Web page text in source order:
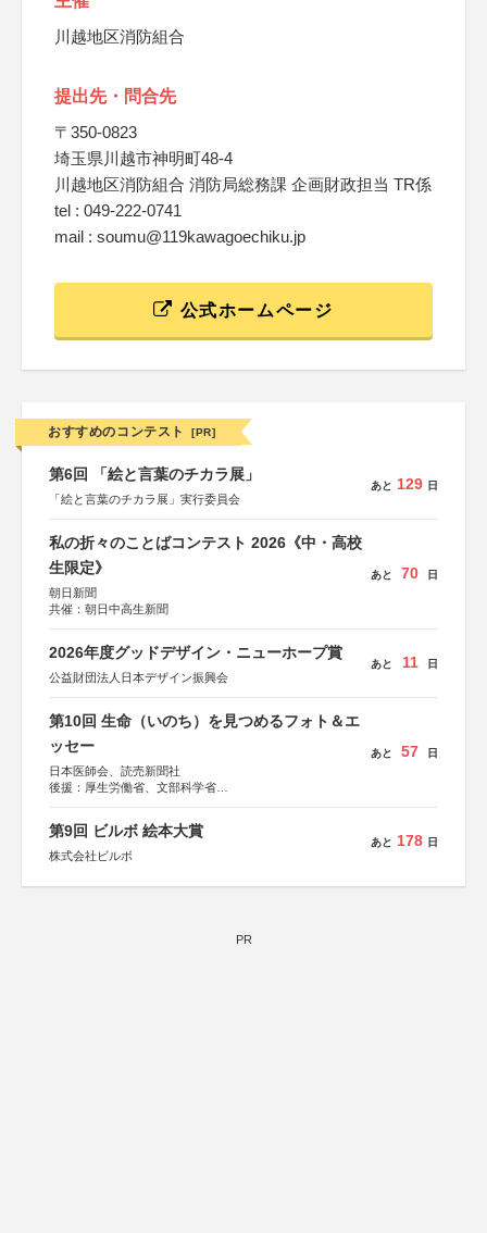
川越地区消防組合
提出先・問合先
〒350-0823
埼玉県川越市神明町48-4
川越地区消防組合 消防局総務課 企画財政担当 TR係
tel : 049-222-0741
mail : soumu@119kawagoechiku.jp
公式ホームページ
おすすめのコンテスト [PR]
第6回 「絵と言葉のチカラ展」
「絵と言葉のチカラ展」実行委員会
あと 129 日
私の折々のことばコンテスト 2026《中・高校
生限定》
朝日新聞
共催：朝日中高生新聞
あと 70 日
2026年度グッドデザイン・ニューホープ賞
公益財団法人日本デザイン振興会
あと 11 日
第10回 生命（いのち）を見つめるフォト＆エ
ッセー
日本医師会、読売新聞社
後援：厚生労働省、文部科学省
しん生命保険株式会社
あと 57 日
第9回 ビルボ 絵本大賞
株式会社ビルボ
あと 178 日
PR